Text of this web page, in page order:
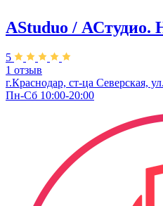
AStuduo / АСтудио.
5
1 отзыв
г.Краснодар, ст-ца Северская,
Пн-Сб 10:00-20:00